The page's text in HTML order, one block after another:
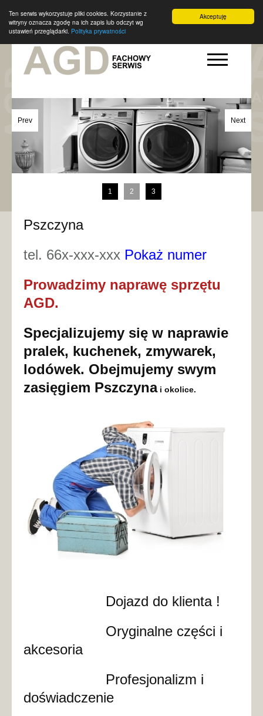
Akceptuję
Ten serwis wykorzystuje pliki cookies. Korzystanie z
witryny oznacza zgodę na ich zapis lub odczyt wg
ustawień przeglądarki. Polityka prywatności
Prev Next
1 2 3
Pszczyna
tel. 66x-xxx-xxx Pokaż numer
Prowadzimy naprawę sprzętu
AGD.
Specjalizujemy się w naprawie
pralek, kuchenek, zmywarek,
lodówek. Obejmujemy swym
zasięgiem Pszczynai okolice.
Dojazd do klienta !
Oryginalne części i
akcesoria
Profesjonalizm i
doświadczenie